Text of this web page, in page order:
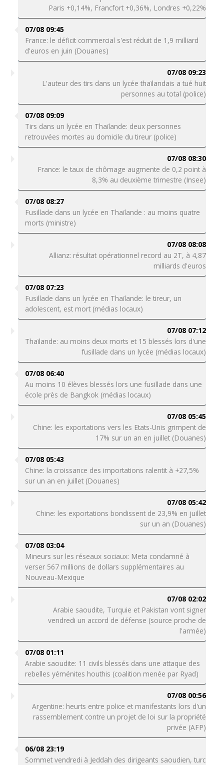
Paris +0,14%, Francfort +0,36%, Londres +0,22%
07/08 09:45
France: le déficit commercial s'est réduit de 1,9 milliard
d'euros en juin (Douanes)
07/08 09:23
L'auteur des tirs dans un lycée thaïlandais a tué huit
personnes au total (police)
07/08 09:09
Tirs dans un lycée en Thaïlande: deux personnes
retrouvées mortes au domicile du tireur (police)
07/08 08:30
France: le taux de chômage augmente de 0,2 point à
8,3% au deuxième trimestre (Insee)
07/08 08:27
Fusillade dans un lycée en Thaïlande : au moins quatre
morts (ministre)
07/08 08:08
Allianz: résultat opérationnel record au 2T, à 4,87
milliards d'euros
07/08 07:23
Fusillade dans un lycée en Thaïlande: le tireur, un
adolescent, est mort (médias locaux)
07/08 07:12
Thaïlande: au moins deux morts et 15 blessés lors d'une
fusillade dans un lycée (médias locaux)
07/08 06:40
Au moins 10 élèves blessés lors une fusillade dans une
école près de Bangkok (médias locaux)
07/08 05:45
Chine: les exportations vers les Etats-Unis grimpent de
17% sur un an en juillet (Douanes)
07/08 05:43
Chine: la croissance des importations ralentit à +27,5%
sur un an en juillet (Douanes)
07/08 05:42
Chine: les exportations bondissent de 23,9% en juillet
sur un an (Douanes)
07/08 03:04
Mineurs sur les réseaux sociaux: Meta condamné à
verser 567 millions de dollars supplémentaires au
Nouveau-Mexique
07/08 02:02
Arabie saoudite, Turquie et Pakistan vont signer
vendredi un accord de défense (source proche de
l'armée)
07/08 01:11
Arabie saoudite: 11 civils blessés dans une attaque des
rebelles yéménites houthis (coalition menée par Ryad)
07/08 00:56
Argentine: heurts entre police et manifestants lors d'un
rassemblement contre un projet de loi sur la propriété
privée (AFP)
06/08 23:19
Sommet vendredi à Jeddah des dirigeants saoudien, turc